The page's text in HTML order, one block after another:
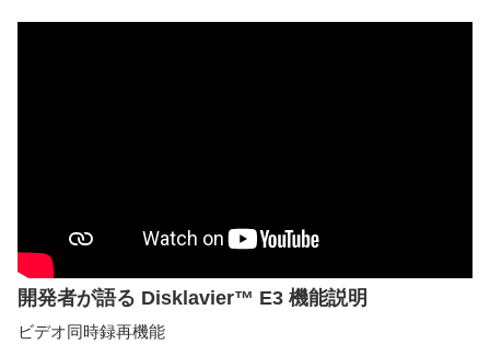
開発者が語る Disklavier™ E3 機能説明
ビデオ同時録再機能